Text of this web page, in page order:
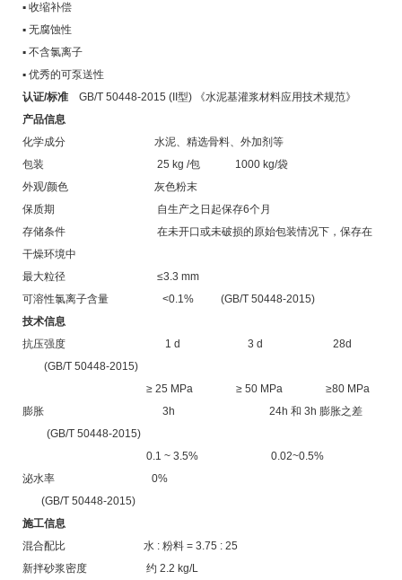
▪ 收缩补偿
▪ 无腐蚀性
▪ 不含氯离子
▪ 优秀的可泵送性
认证/标准
GB/T 50448-2015 (II型) 《水泥基灌浆材料应用技术规范》
产品信息
化学成分 水泥、精选骨料、外加剂等
包装 25 kg /包 1000 kg/袋
外观/颜色 灰色粉末
保质期 自生产之日起保存6个月
存储条件 在未开口或未破损的原始包装情况下，保存在
干燥环境中
最大粒径 ≤3.3 mm
可溶性氯离子含量 <0.1% (GB/T 50448-2015)
技术信息
抗压强度 1 d 3 d 28d
(GB/T 50448-2015)
≥ 25 MPa ≥ 50 MPa ≥80 MPa
膨胀 3h 24h 和 3h 膨胀之差
(GB/T 50448-2015)
0.1 ~ 3.5% 0.02~0.5%
泌水率 0%
(GB/T 50448-2015)
施工信息
混合配比 水 : 粉料 = 3.75 : 25
新拌砂浆密度 约 2.2 kg/L